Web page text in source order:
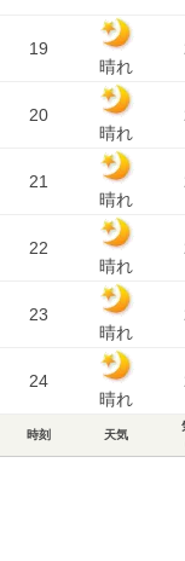
19
晴れ
20
晴れ
21
晴れ
22
晴れ
23
晴れ
24
晴れ
時刻 天気